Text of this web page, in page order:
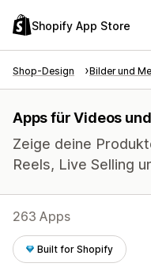
Shopify App Store
Shop-Design Bilder und
Apps für Videos
Zeige deine
Reels, Live Selling
263 Apps
Built for Shopify